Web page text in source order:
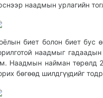
наадмын урлагийн
биет болон биет бус
наадмыг
Наадмын найман төрөлд
бөгөөд шилдгүүдийг